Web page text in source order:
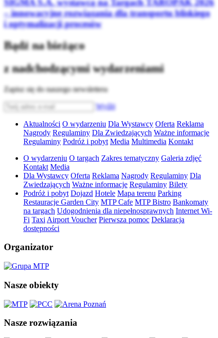
SIGMA S.A. wystawcą na Targach TAROPAK 2026
– innowacyjne rozwiązania dla transportu bliskiego
i optymalizacji procesów
Bądź na bieżąco
z nadchodzącymi wydarzeniami
Zapisz się do naszego newslettera
Wyślij
Aktualności O wydarzeniu Dla Wystawcy Oferta Reklama
Nagrody Regulaminy Dla Zwiedzających Ważne informacje
Regulaminy Podróż i pobyt Media Multimedia Kontakt
O wydarzeniu O targach Zakres tematyczny Galeria zdjęć
Kontakt Media
Dla Wystawcy Oferta Reklama Nagrody Regulaminy Dla
Zwiedzających Ważne informacje Regulaminy Bilety
Podróż i pobyt Dojazd Hotele Mapa terenu Parking
Restauracje Garden City MTP Cafe MTP Bistro Bankomaty
na targach Udogodnienia dla niepełnosprawnych Internet Wi-
Fi Taxi Airport Voucher Pierwsza pomoc Deklaracja
dostępności
Organizator
Nasze obiekty
Nasze rozwiązania